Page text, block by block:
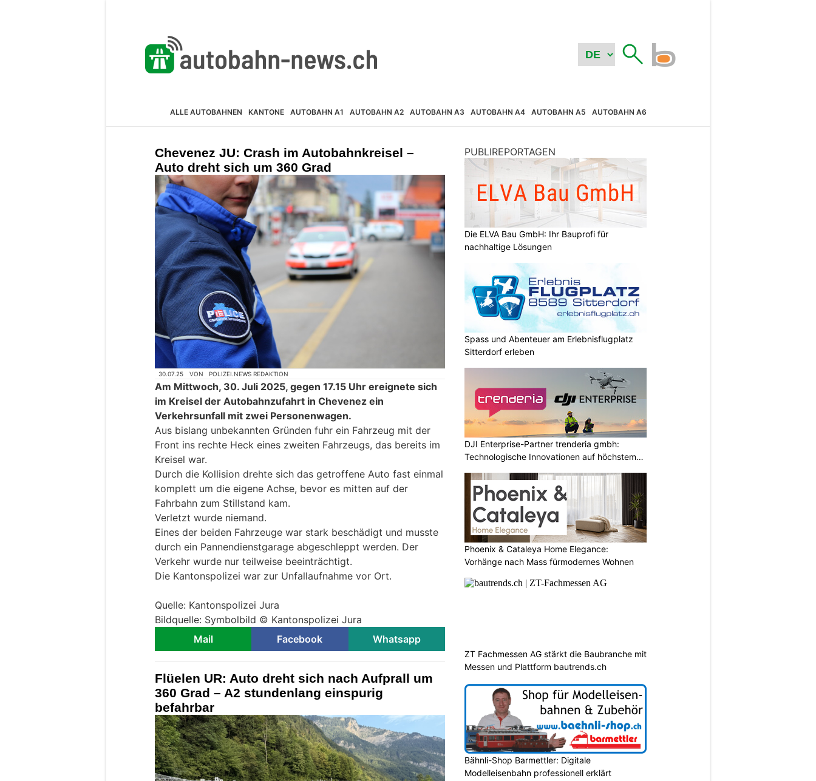
ALLE AUTOBAHNEN KANTONE AUTOBAHN A1 AUTOBAHN A2 AUTOBAHN A3 AUTOBAHN A4 AUTOBAHN A5 AUTOBAHN A6
Chevenez JU: Crash im Autobahnkreisel –
Auto dreht sich um 360 Grad
30.07.25 VON POLIZEI.NEWS REDAKTION
Am Mittwoch, 30. Juli 2025, gegen 17.15 Uhr ereignete sich
im Kreisel der Autobahnzufahrt in Chevenez ein
Verkehrsunfall mit zwei Personenwagen.
Aus bislang unbekannten Gründen fuhr ein Fahrzeug mit der
Front ins rechte Heck eines zweiten Fahrzeugs, das bereits im
Kreisel war.
Durch die Kollision drehte sich das getroffene Auto fast einmal
komplett um die eigene Achse, bevor es mitten auf der
Fahrbahn zum Stillstand kam.
Verletzt wurde niemand.
Eines der beiden Fahrzeuge war stark beschädigt und musste
durch ein Pannendienstgarage abgeschleppt werden. Der
Verkehr wurde nur teilweise beeinträchtigt.
Die Kantonspolizei war zur Unfallaufnahme vor Ort.
Quelle: Kantonspolizei Jura
Bildquelle: Symbolbild © Kantonspolizei Jura
Mail
Facebook Whatsapp
Flüelen UR: Auto dreht sich nach Aufprall um
360 Grad – A2 stundenlang einspurig
befahrbar
PUBLIREPORTAGEN
Die ELVA Bau GmbH: Ihr Bauprofi für
nachhaltige Lösungen
Spass und Abenteuer am Erlebnisflugplatz
Sitterdorf erleben
DJI Enterprise-Partner trenderia gmbh:
Technologische Innovationen auf höchstem
Phoenix & Cataleya Home Elegance:
Vorhänge nach Mass fürmodernes Wohnen
ZT Fachmessen AG stärkt die Baubranche mit
Messen und Plattform bautrends.ch
Bähnli-Shop Barmettler: Digitale
Modelleisenbahn professionell erklärt